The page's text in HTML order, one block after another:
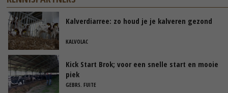
Kalverdiarree: zo houd je je kalveren gezond
KALVOLAC
Kick Start Brok; voor een snelle start en mooie
piek
GEBRS. FUITE